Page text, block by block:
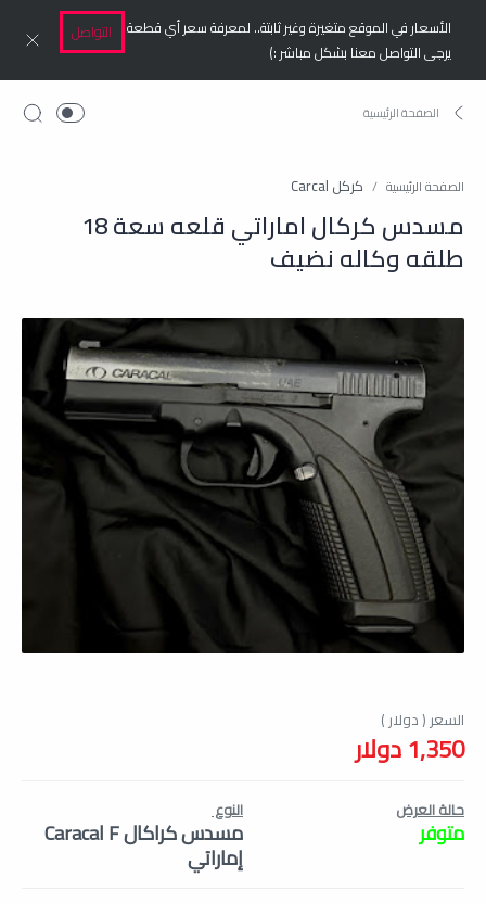
الأسعار في الموقع متغيرة وغير ثابتة.. لمعرفة سعر أي قطعة
يرجى التواصل معنا بشكل مباشر :)
التواصل
الصفحة الرئيسية كركل Carcal
مسدس كركال اماراتي قلعه سعة 18
طلقه وكاله نضيف
1,350 دولار
حالة العرض
متوفر
النوع
مسدس كراكال Caracal F
إماراتي